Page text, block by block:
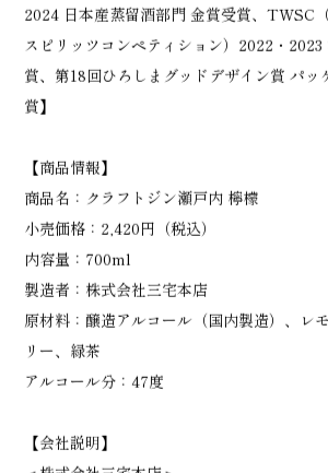
2024 日本産蒸留酒部門 金賞受賞、TWSC
スピリッツコンペティション）2022・
賞、第18回ひろしまグッドデザイン賞 パッ
賞】
【商品情報】
商品名：クラフトジン瀬戸内 檸檬
小売価格：2,420円（税込）
内容量：700ml
製造者：株式会社三宅本店
原材料：醸造アルコール（国内製造）、レ
リー、緑茶
アルコール分：47度
【会社説明】